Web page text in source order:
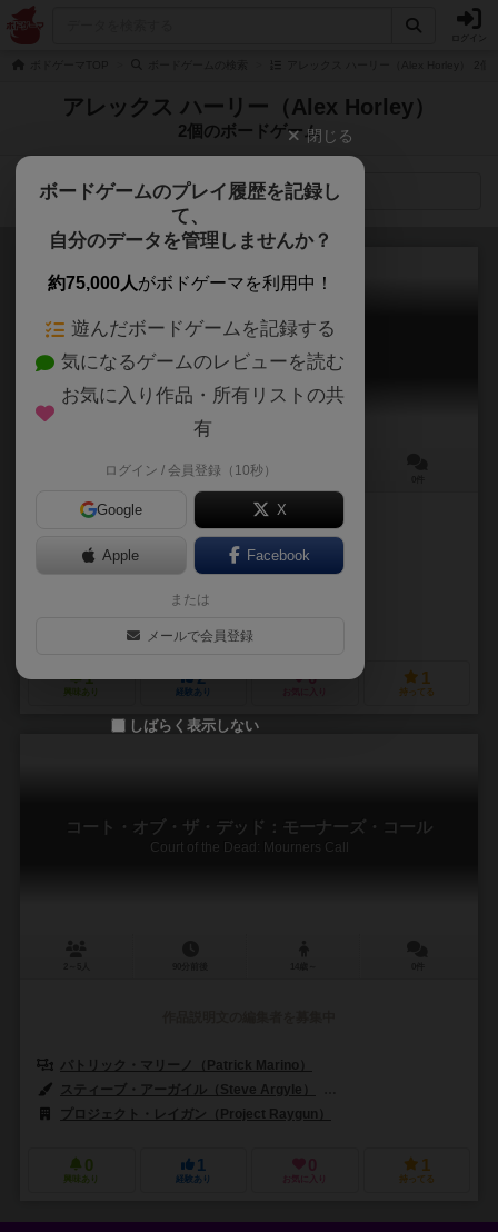
アレックス ハーリー（Alex Horley）
2個のボードゲーム
検索メニュー
紀元前1億年からの脱出
Escape from 100 Million B.C.
60～90分
作品説明文の編集者を募集中
ケヴィン・ウィルソン（Kevin Wilson）
アレックス・ハーリー（Alex Horley）
IDWゲームズ（IDW Games）
1
興味あり
2
経験あり
0 1
持ってる
コート・オブ・ザ・デッド：モーナーズ・コール
Court of the Dead: Mourners Call
パトリック・マリーノ（Patrick Marino）
スティーブ・アーガイル（Steve Argyle）
プロジェクト・レイガン（Project Raygun）
0
興味あり
1
経験あり
0
お気に入り
1
持ってる
閉じる
ボードゲームのプレイ履歴を記録し
て、
自分のデータを管理しませんか？
約75,000人がボドゲーマを利用中！
遊んだボードゲームを記録する
気になるゲームのレビューを読む
お気に入り作品・所有リストの共
有
ログイン / 会員登録（10秒）
Google X
Apple Facebook
または
メールで会員登録
しばらく表示しない